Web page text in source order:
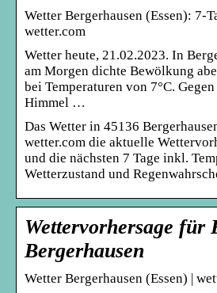
Wetter Bergerhausen (Essen): 7-
wetter.com
Wetter heute, 21.02.2023. In
am Morgen dichte Bewölkung
bei Temperaturen von 7°C.
Himmel …
Das Wetter in 45136
wetter.com die aktuelle
und die nächsten 7 Tage inkl.
Wetterzustand und
Wettervorhersage für
Bergerhausen
Wetter Bergerhausen (Essen) |